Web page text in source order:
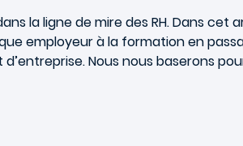
la ligne de mire des RH. Dans cet
employeur à la formation en
Nous nous baserons